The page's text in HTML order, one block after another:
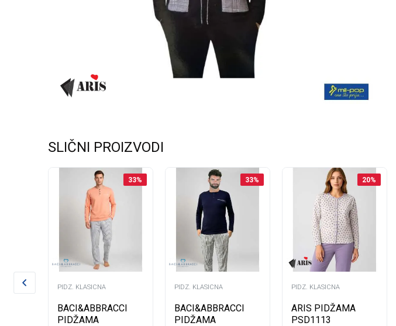
SLIČNI PROIZVODI
33%
PIDZ. KLASICNA
BACI&ABBRACCI
PIDŽAMA
33%
PIDZ. KLASICNA
BACI&ABBRACCI
PIDŽAMA
20%
PIDZ. KLASICNA
ARIS PIDŽAMA
PSD1113